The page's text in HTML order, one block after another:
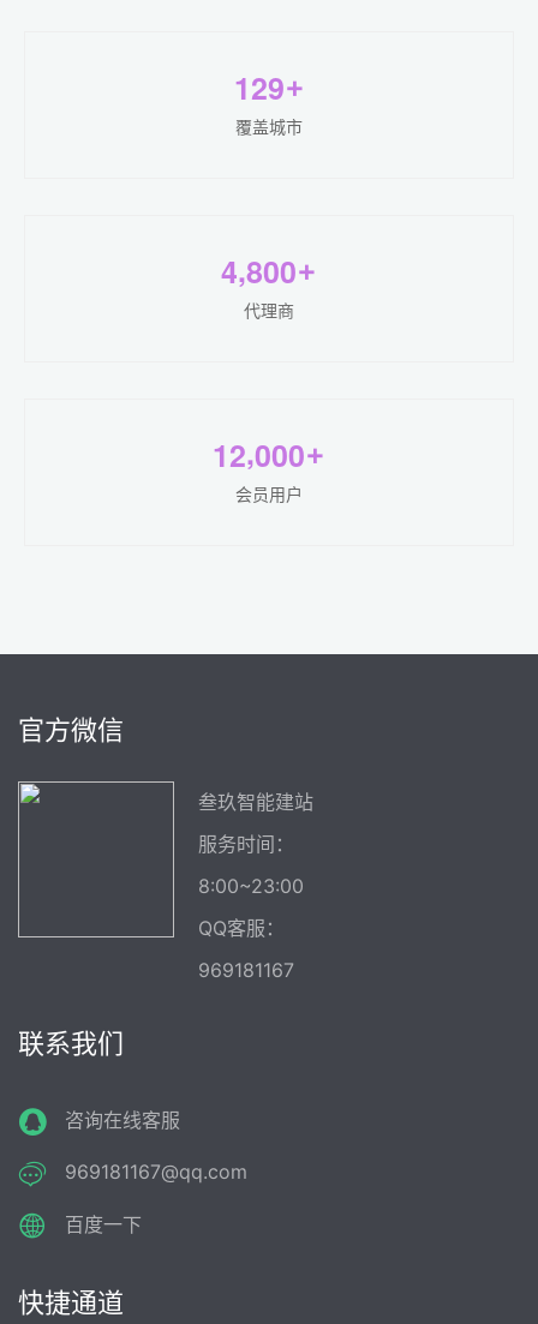
129+
覆盖城市
4,800+
代理商
12,000+
会员用户
官方微信
叁玖智能建站
服务时间：
8:00~23:00
QQ客服：
969181167
联系我们
咨询在线客服
969181167@qq.com
百度一下
快捷通道